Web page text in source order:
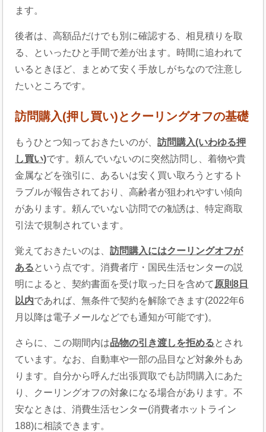
ます。
後者は、高額品だけでも別に確認する、相見積りを取
る、といったひと手間で差が出ます。時間に追われて
いるときほど、まとめて安く手放しがちなので注意し
たいところです。
訪問購入(押し買い)とクーリングオフの基礎
もうひとつ知っておきたいのが、訪問購入(いわゆる押
し買い)です。頼んでいないのに突然訪問し、着物や貴
金属などを強引に、あるいは安く買い取ろうとするト
ラブルが報告されており、高齢者が狙われやすい傾向
があります。頼んでいない訪問での勧誘は、特定商取
引法で規制されています。
覚えておきたいのは、訪問購入にはクーリングオフが
あるという点です。消費者庁・国民生活センターの説
明によると、契約書面を受け取った日を含めて 原則8日
以内であれば、無条件で契約を解除できます(2022年6
月以降は電子メールなどでも通知が可能です)。
さらに、この期間内は品物の引き渡しを拒めるとされ
ています。なお、自動車や一部の品目など対象外もあ
ります。自分から呼んだ出張買取でも訪問購入にあた
り、クーリングオフの対象になる場合があります。不
安なときは、消費生活センター(消費者ホットライン
188)に相談できます。